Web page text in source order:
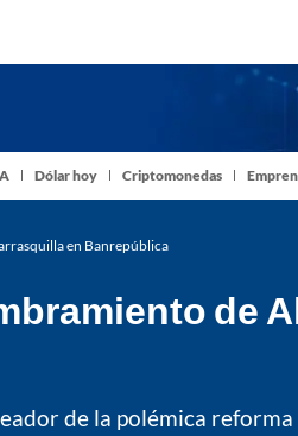
Dólar hoy Criptomonedas
en Banrepública
de
de la polémica